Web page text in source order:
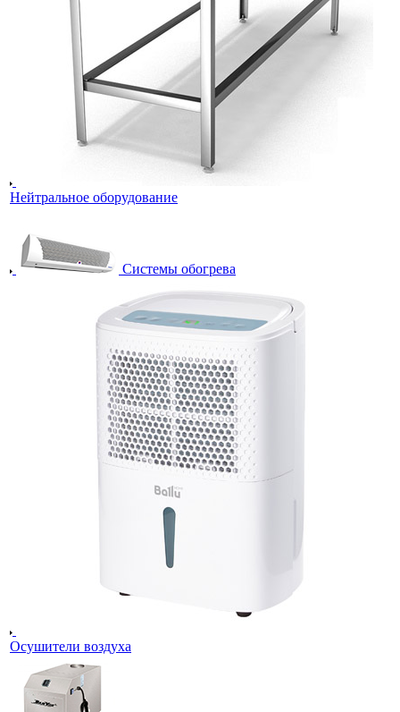
Нейтральное оборудование
Системы обогрева
Осушители воздуха